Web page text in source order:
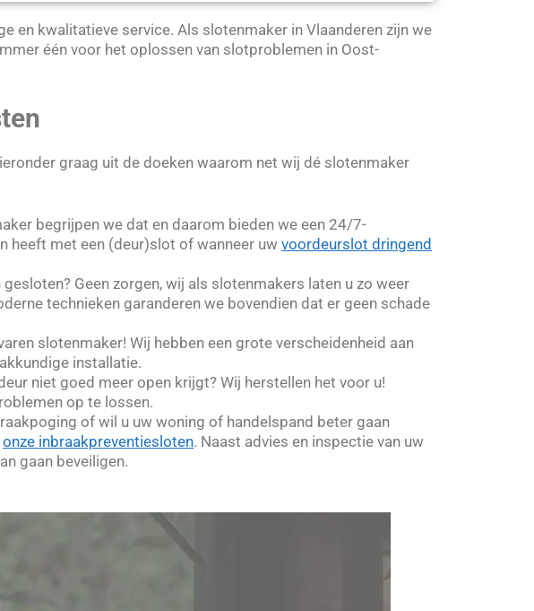
en kwalitatieve service. Als slotenmaker in Vlaanderen zijn we
één voor het oplossen van slotproblemen in Oost-
graag uit de doeken waarom net wij dé slotenmaker
begrijpen we dat en daarom bieden we een 24/7-
heeft met een (deur)slot of wanneer uw voordeurslot dringend
Geen zorgen, wij als slotenmakers laten u zo weer
technieken garanderen we bovendien dat er geen schade
slotenmaker! Wij hebben een grote verscheidenheid aan
installatie.
niet goed meer open krijgt? Wij herstellen het voor u!
op te lossen.
of wil u uw woning of handelspand beter gaan
onze inbraakpreventiesloten. Naast advies en inspectie van uw
gaan beveiligen.